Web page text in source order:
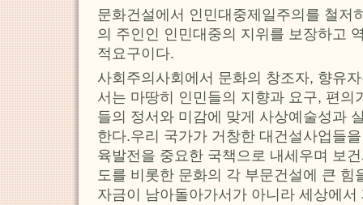
문화건설에서 인민대중제일주의를 철저
의 주인인 인민대중의 지위를 보장하고
적요구이다.
사회주의사회에서 문화의 창조자, 향유
서는 마땅히 인민들의 지향과 요구, 편의
들의 정서와 미감에 맞게 사상예술성과
한다.우리 국가가 거창한 대건설사업들
육발전을 중요한 국책으로 내세우며 보
도를 비롯한 문화의 각 부문건설에 큰 힘
자금이 남아돌아가서가 아니라 세상에